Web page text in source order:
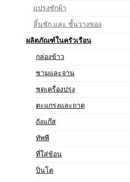
แปรงซักผ้า
ลิ้นชัก และ ชั้นวางของ
ผลิตภัณฑ์ในครัวเรือน
กล่องข้าว
ชามและจาน
ชุดเครื่องปรุง
ตะแกรงและถาด
ถังแก๊ส
ทัพพี
ที่ใส่ช้อน
ปิ่นโต